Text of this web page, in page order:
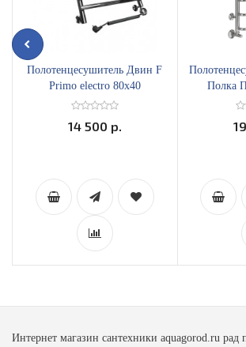
Полотенцесушитель Двин F
Primo electro 80х40
электрический ТЭН справа
14 500 р.
Полка
Интернет магазин сантехники aquagorod.ru рад